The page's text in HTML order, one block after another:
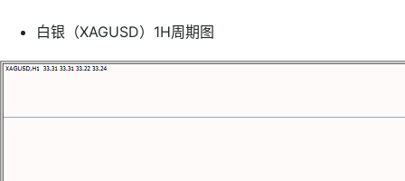
白银（XAGUSD）1H周期图